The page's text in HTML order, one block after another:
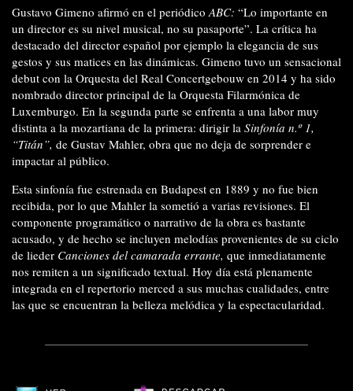
Gustavo Gimeno afirmó en el periódico ABC: “Lo importante en
un director es su nivel musical, no su pasaporte”. La crítica ha
destacado del director español por ejemplo la elegancia de sus
gestos y sus matices en las dinámicas. Gimeno tuvo un sensacional
debut con la Orquesta del Real Concertgebouw en 2014 y ha sido
nombrado director principal de la Orquesta Filarmónica de
Luxemburgo. En la segunda parte se enfrenta a una labor muy
distinta a la mozartiana de la primera: dirigir la Sinfonía n.º 1,
“Titán”, de Gustav Mahler, obra que no deja de sorprender e
impactar al público.
Esta sinfonía fue estrenada en Budapest en 1889 y no fue bien
recibida, por lo que Mahler la sometió a varias revisiones. El
componente programático o narrativo de la obra es bastante
acusado, y de hecho se incluyen melodías provenientes de su ciclo
de lieder Canciones del camarada errante, que inmediatamente
nos remiten a un significado textual. Hoy día está plenamente
integrada en el repertorio merced a sus muchas cualidades, entre
las que se encuentran la belleza melódica y la espectacularidad.